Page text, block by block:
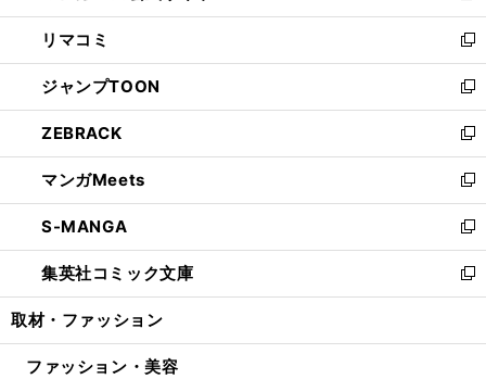
ウ
で
開
く
ン
ド
ウ
で
開
く
ウ
ィ
ン
ド
ウ
で
開
く
し
い
ウ
ィ
ン
ド
ウ
で
開
く
リマコミ
新
し
い
ウ
ィ
ン
ド
ウ
で
開
く
ジャンプTOON
新
し
い
ウ
ィ
ン
ド
ウ
で
開
ZEBRACK
新
し
い
ウ
ィ
ン
ド
ウ
開
マンガMeets
新
し
い
ウ
ィ
ン
ウ
S-MANGA
新
し
い
ウ
ン
集英社コミック文庫
新
し
ウ
取材・ファッション
ファッション・美容